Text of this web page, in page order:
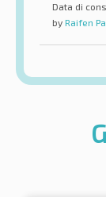
Data di
by Raifen